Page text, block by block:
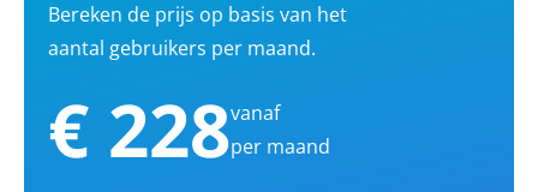
Bereken de prijs op basis van het
aantal gebruikers per maand.
€ 228vanaf
per maand